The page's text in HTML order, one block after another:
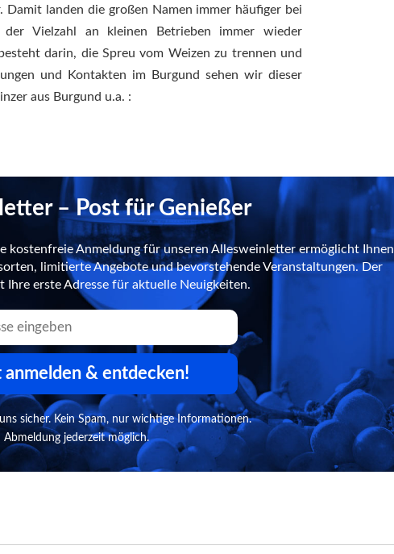
landen die großen Namen immer häufiger bei
Vielzahl an kleinen Betrieben immer wieder
darin, die Spreu vom Weizen zu trennen und
und Kontakten im Burgund sehen wir dieser
aus Burgund u.a. :
– Post für Genießer
kostenfreie Anmeldung für unseren Allesweinletter ermöglicht Ihnen
limitierte Angebote und bevorstehende Veranstaltungen. Der
Ihre erste Adresse für aktuelle Neuigkeiten.
anmelden & entdecken!
sicher. Kein Spam, nur wichtige Informationen.
Abmeldung jederzeit möglich.